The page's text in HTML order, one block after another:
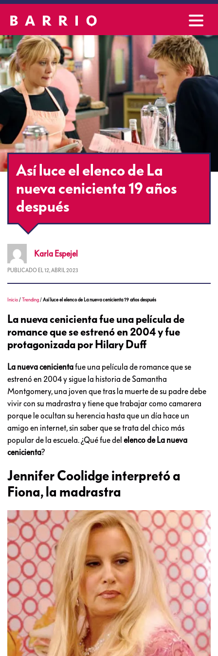
Así luce el elenco de La
nueva cenicienta 19 años
después
Karla Espejel
PUBLICADO EL 12, ABRIL 2023
Inicio /Trending /Así luce el elenco de La nueva cenicienta 19 años después
La nueva cenicienta fue una película de
romance que se estrenó en 2004 y fue
protagonizada por Hilary Duff
La nueva cenicientafue una película de romance que se
estrenó en 2004 y sigue la historia de Samantha
Montgomery, una joven que tras la muerte de su padre debe
vivir con su madrastra y tiene que trabajar como camarera
porque le ocultan su herencia hasta que un día hace un
amigo en internet, sin saber que se trata del chico más
popular de la escuela. ¿Qué fue del elenco de La nueva
cenicienta?
Jennifer Coolidge interpretó a
Fiona, la madrastra